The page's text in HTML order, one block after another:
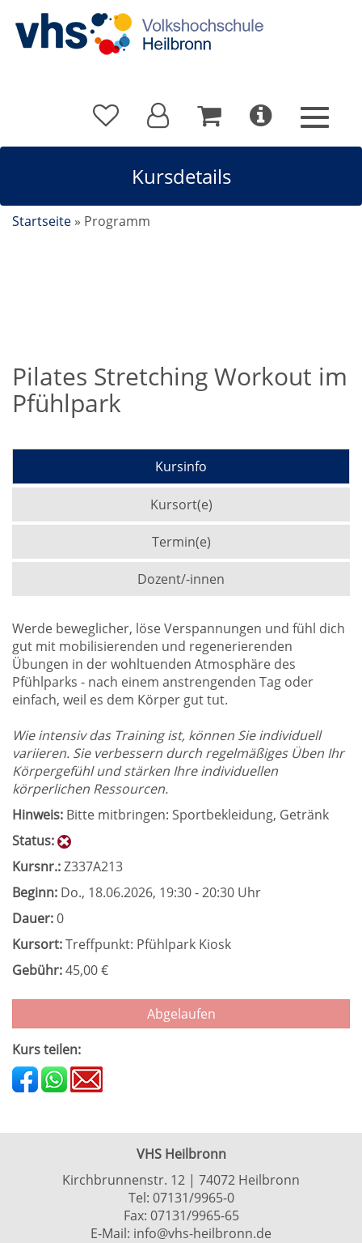
Kursdetails
Startseite » Programm
Pilates Stretching Workout im
Pfühlpark
Kursinfo
Kursort(e)
Termin(e)
Dozent/-innen
Werde beweglicher, löse Verspannungen und fühl dich
gut mit mobilisierenden und regenerierenden
Übungen in der wohltuenden Atmosphäre des
Pfühlparks - nach einem anstrengenden Tag oder
einfach, weil es dem Körper gut tut.
Wie intensiv das Training ist, können Sie individuell
variieren. Sie verbessern durch regelmäßiges Üben Ihr
Körpergefühl und stärken Ihre individuellen
körperlichen Ressourcen.
Hinweis: Bitte mitbringen: Sportbekleidung, Getränk
Status:
Kursnr.:Z337A213
Beginn: Do., 18.06.2026, 19:30 - 20:30 Uhr
Dauer:0
Kursort:Treffpunkt: Pfühlpark Kiosk
Gebühr:45,00 €
Abgelaufen
Kurs teilen:
VHS Heilbronn
Kirchbrunnenstr. 12 | 74072 Heilbronn
Tel: 07131/9965-0
Fax: 07131/9965-65
E-Mail: info@vhs-heilbronn.de